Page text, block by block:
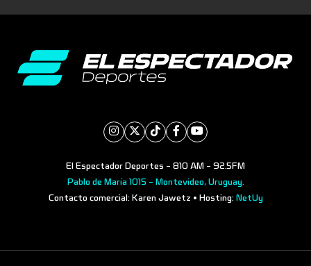
El Espectador Deportes - 810 AM - 92.5FM
Pablo de María 1015 - Montevideo, Uruguay.
Contacto comercial: Karen Jawetz • Hosting: NetUy